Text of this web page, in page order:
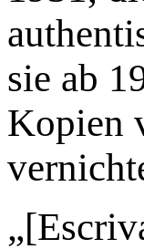
sie ab
Kopien